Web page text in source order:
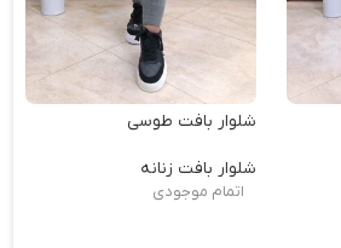
شلوار بافت طوسی
شلوار بافت زنانه
اتمام موجودی